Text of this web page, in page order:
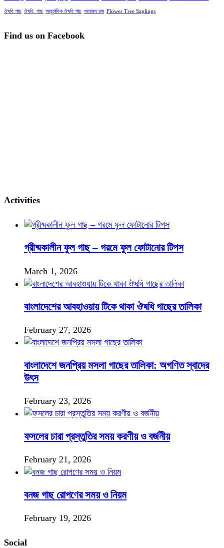
ঔষধি গাছ ঔষধি_গাছ আয়ুর্বেদিক ঔষধি গাছ আনারস চাষ Flower Tree Saplings
Find us on Facebook
Activities
গ্রীষ্মকালীন ফুল গাছ – গরমে ফুল ফোটানোর টিপস
March 1, 2026
বাংলাদেশের আবহাওয়ায় টিকে থাকা ঔষধি গাছের তালিকা
February 27, 2026
বাংলাদেশে জনপ্রিয় মসলা গাছের তালিকা: অগণিত স্বাদের
উৎস
February 23, 2026
ফসলের চারা প্রস্তুতির সময় করণীয় ও বর্জনীয়
February 21, 2026
বনজ গাছ রোপণের সময় ও নিয়ম
February 19, 2026
Social